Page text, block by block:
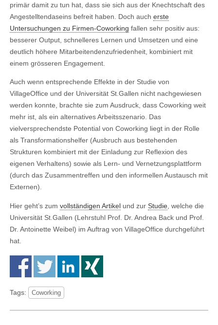
primär damit zu tun hat, dass sie sich aus der Knechtschaft des
Angestelltendaseins befreit haben. Doch auch erste
Untersuchungen zu Firmen-Coworking fallen sehr positiv aus:
besserer Output, schnelleres Lernen und Umsetzen und eine
deutlich höhere Mitarbeitendenzufriedenheit, kombiniert mit
einem grösseren Engagement.
Auch wenn entsprechende Effekte in der Studie von
VillageOffice und der Universität St.Gallen nicht nachgewiesen
werden konnte, brachte sie zum Ausdruck, dass Coworking weit
mehr ist, als ein alternatives Arbeitsszenario. Das
vielversprechendste Potential von Coworking liegt in der Rolle
als Transformationshelfer (Ausbruch aus bestehenden
Strukturen kombiniert mit der Einladung zur Reflexion des
eigenen Verhaltens) sowie als Lern- und Vernetzungsplattform
(durch das Zusammentreffen und den informellen Austausch mit
Externen).
Hier geht’s zum vollständigen Artikel und zur Studie , welche die
Universität St.Gallen (Lehrstuhl Prof. Dr. Andrea Back und Prof.
Dr. Antoinette Weibel) im Auftrag von VillageOffice durchgeführt
hat.
Tags: Coworking